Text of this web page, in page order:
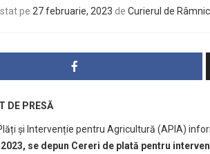
pe 27 februarie, 2023 de Curierul de Râmnic
DE PRESĂ
și Intervenție pentru Agricultură (APIA)
se depun Cereri de plată pentru